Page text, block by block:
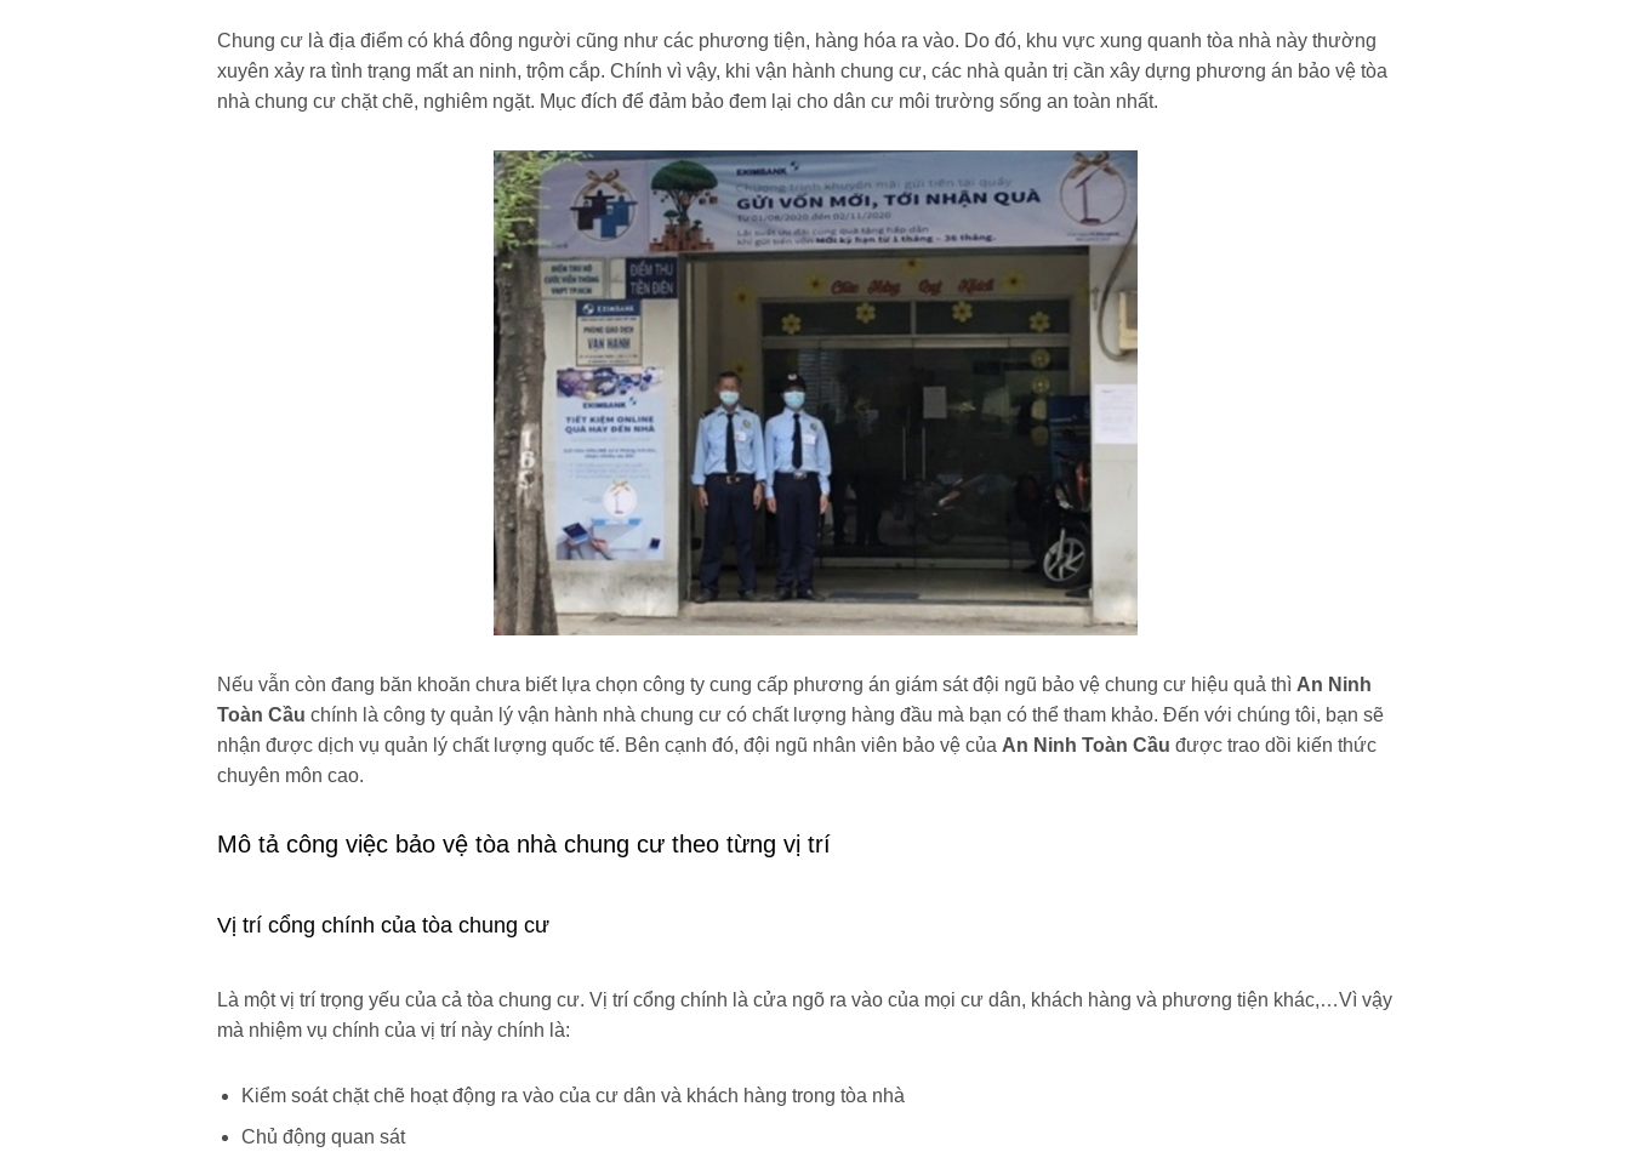
Chung cư là địa điểm có khá đông người cũng như các phương tiện, hàng hóa ra vào. Do đó, khu vực xung quanh tòa nhà này thường
xuyên xảy ra tình trạng mất an ninh, trộm cắp. Chính vì vậy, khi vận hành chung cư, các nhà quản trị cần xây dựng phương án bảo vệ tòa
nhà chung cư chặt chẽ, nghiêm ngặt. Mục đích để đảm bảo đem lại cho dân cư môi trường sống an toàn nhất.
Nếu vẫn còn đang băn khoăn chưa biết lựa chọn công ty cung cấp phương án giám sát đội ngũ bảo vệ chung cư hiệu quả thì An Ninh
Toàn Cầu chính là công ty quản lý vận hành nhà chung cư có chất lượng hàng đầu mà bạn có thể tham khảo. Đến với chúng tôi, bạn sẽ
nhận được dịch vụ quản lý chất lượng quốc tế. Bên cạnh đó, đội ngũ nhân viên bảo vệ của An Ninh Toàn Cầu được trao dồi kiến thức
chuyên môn cao.
Mô tả công việc bảo vệ tòa nhà chung cư theo từng vị trí
Vị trí cổng chính của tòa chung cư
Là một vị trí trọng yếu của cả tòa chung cư. Vị trí cổng chính là cửa ngõ ra vào của mọi cư dân, khách hàng và phương tiện khác,…Vì vậy
mà nhiệm vụ chính của vị trí này chính là:
Kiểm soát chặt chẽ hoạt động ra vào của cư dân và khách hàng trong tòa nhà
Chủ động quan sát